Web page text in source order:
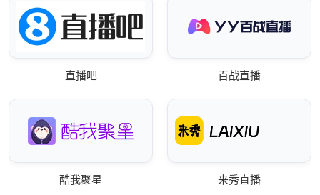
直播吧 百战直播
酷我聚星 来秀直播